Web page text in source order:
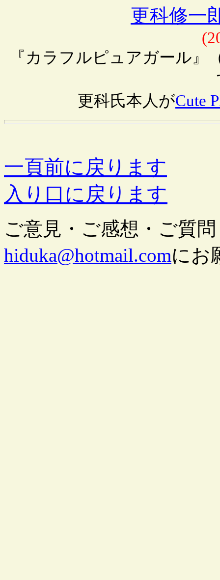
更科修一
『カラフルピュアガール』
更科氏本人がCute
一頁前に戻ります
入り口に戻ります
ご意見・ご感想・ご質
hiduka@hotmail.comにお